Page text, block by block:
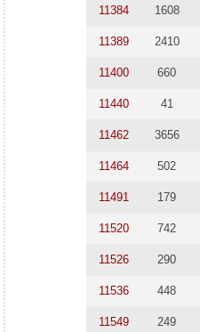
11384 1608
11389 2410
11400 660
11440 41
11462 3656
11464 502
11491 179
11520 742
11526 290
11536 448
11549 249